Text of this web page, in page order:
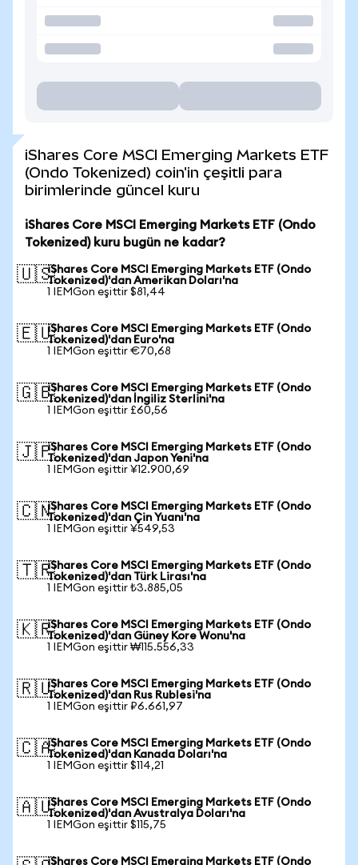
iShares Core MSCI Emerging Markets ETF
(Ondo Tokenized) coin'in çeşitli para
birimlerinde güncel kuru
iShares Core MSCI Emerging Markets ETF (Ondo
Tokenized) kuru bugün ne kadar?
🇺🇸iShares Core MSCI Emerging Markets ETF (Ondo
Tokenized)'dan Amerikan Doları'na
1 IEMGon eşittir $81,44
🇪🇺iShares Core MSCI Emerging Markets ETF (Ondo
Tokenized)'dan Euro'na
1 IEMGon eşittir €70,68
🇬🇧iShares Core MSCI Emerging Markets ETF (Ondo
Tokenized)'dan İngiliz Sterlini'na
1 IEMGon eşittir £60,56
🇯🇵iShares Core MSCI Emerging Markets ETF (Ondo
Tokenized)'dan Japon Yeni'na
1 IEMGon eşittir ¥12.900,69
🇨🇳iShares Core MSCI Emerging Markets ETF (Ondo
Tokenized)'dan Çin Yuanı'na
1 IEMGon eşittir ¥549,53
🇹🇷iShares Core MSCI Emerging Markets ETF (Ondo
Tokenized)'dan Türk Lirası'na
1 IEMGon eşittir ₺3.885,05
🇰🇷iShares Core MSCI Emerging Markets ETF (Ondo
Tokenized)'dan Güney Kore Wonu'na
1 IEMGon eşittir ₩115.556,33
🇷🇺iShares Core MSCI Emerging Markets ETF (Ondo
Tokenized)'dan Rus Rublesi'na
1 IEMGon eşittir ₽6.661,97
🇨🇦iShares Core MSCI Emerging Markets ETF (Ondo
Tokenized)'dan Kanada Doları'na
1 IEMGon eşittir $114,21
🇦🇺iShares Core MSCI Emerging Markets ETF (Ondo
Tokenized)'dan Avustralya Doları'na
1 IEMGon eşittir $115,75
iShares Core MSCI Emerging Markets ETF (Ondo